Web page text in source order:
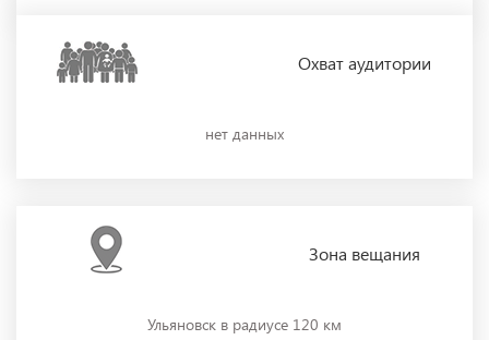
Охватаудитории
нет данных
Зона вещания
Ульяновск в радиусе 120 км